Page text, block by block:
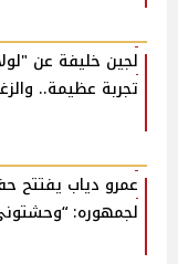
لجين خليفة عن
تجربة عظيمة..
عمرو دياب يفتتح
لجمهوره: